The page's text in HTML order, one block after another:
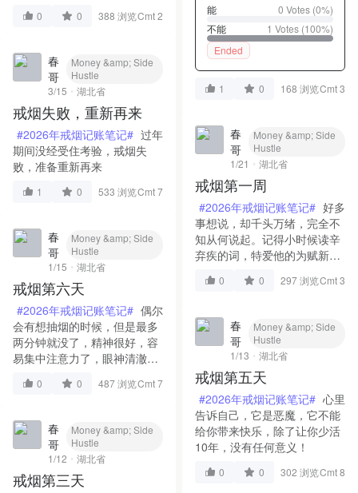
0 0 388 浏览Cmt 2
春
哥
Money &amp; Side
Hustle
3/15
湖北省
戒烟失败，重新再来
#2026年戒烟记账笔记# 过年
期间没经受住考验，戒烟失
败，准备重新再来
1 0 533 浏览Cmt 7
春
哥
Money &amp; Side
Hustle
1/15
湖北省
戒烟第六天
#2026年戒烟记账笔记# 偶尔
会有想抽烟的时候，但是最多
两分钟就没了，精神很好，容
易集中注意力了，眼神清澈，
0 0 487 浏览Cmt 7
春
哥
Money &amp; Side
Hustle
1/12
湖北省
戒烟第三天
能
0 Votes (0%)
不能
1 Votes (100%)
Ended
1 0 168 浏览Cmt 3
春
哥
Money &amp; Side
Hustle
1/21
湖北省
戒烟第一周
#2026年戒烟记账笔记# 好多
事想说，却千头万绪，完全不
知从何说起。记得小时候读辛
弃疾的词，特爱他的为赋新词
还休欲说还休。
0 0 297 浏览Cmt 3
春
哥
Money &amp; Side
Hustle
1/13
湖北省
戒烟第五天
#2026年戒烟记账笔记# 心里
告诉自己，它是恶魔，它不能
给你带来快乐，除了让你少活
10年，没有任何意义！
0 0 302 浏览Cmt 8